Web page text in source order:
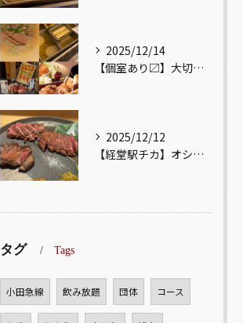
2025/12/14
【個室あり〼】大切な記念日、お祝い事でのご来店ぜひお待ちして...
2025/12/12
【経堂駅チカ】オシャレ居酒屋🏮自慢のお肉が楽しめる🐃お得なコ...
タグ Tags
小田急線 飲み放題 団体 コース